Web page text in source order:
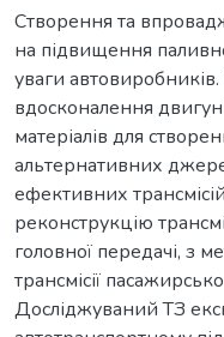
Створення та
на підвищення
уваги
вдосконалення
матеріалів для
альтернативних
ефективних
реконструкцію
головної передачі, з
трансмісії
Досліджуваний ТЗ